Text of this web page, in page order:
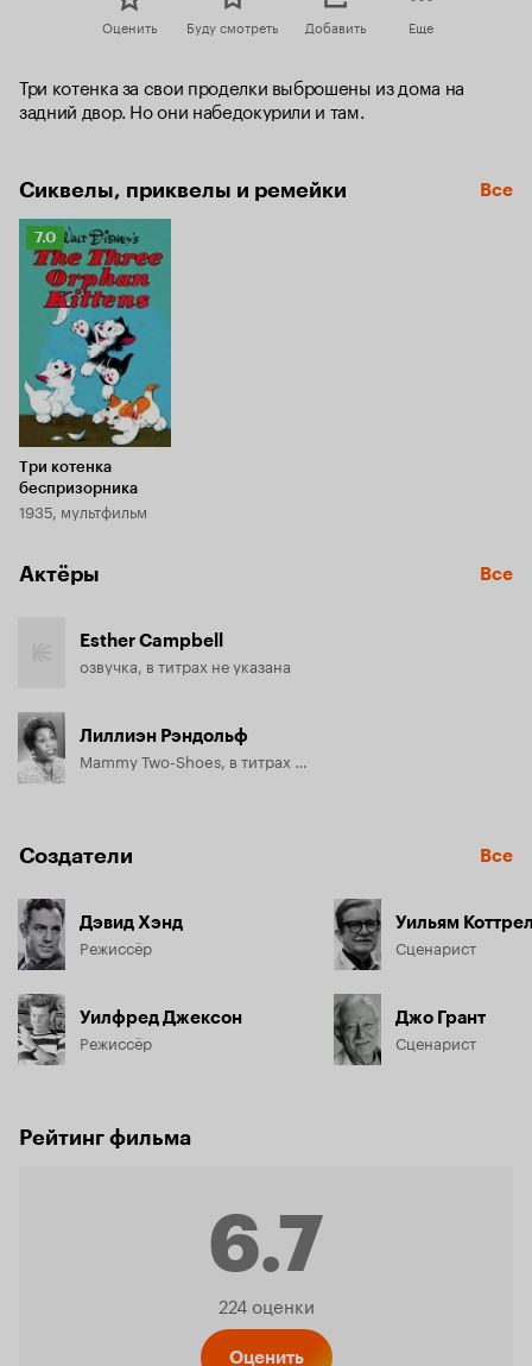
Оценить Буду смотреть Добавить Еще
Три котенка за свои проделки выброшены из дома на
задний двор. Но они набедокурили и там.
Сиквелы, приквелы и ремейки Все
Рейтинг
Кинопоиска
7.0
7.0
Три котенка
беспризорника
1935, мультфильм
Актёры Все
Esther Campbell
озвучка, в титрах не указана
Лиллиэн Рэндольф
Mammy Two-Shoes, в титрах не указана
Создатели Все
Дэвид Хэнд
Режиссёр
Уилфред Джексон
Режиссёр
Уильям
Сценарист
Джо Грант
Сценарист
Рейтинг фильма
6.7
Рейтинг
224 оценки
Оценить